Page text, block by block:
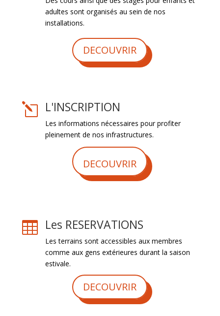
adultes sont organisés au sein de nos
installations.
DECOUVRIR
l L'INSCRIPTION
Les informations nécessaires pour profiter
pleinement de nos infrastructures.
DECOUVRIR
 Les RESERVATIONS
Les terrains sont accessibles aux membres
comme aux gens extérieures durant la saison
estivale.
DECOUVRIR